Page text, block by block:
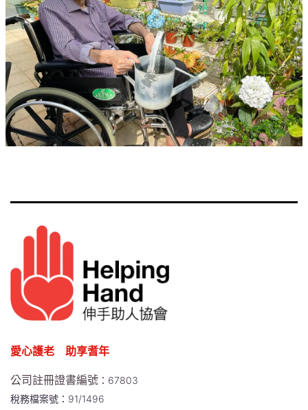
愛心護老 助享耆年
公司註冊證書編號 ：67803
稅務檔案號：91/1496